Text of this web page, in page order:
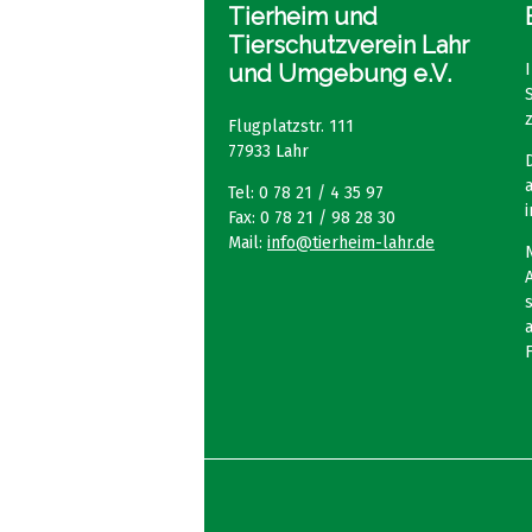
Tierheim und
Tierschutzverein Lahr
und Umgebung e.V.
Flugplatzstr. 111
77933 Lahr
Tel: 0 78 21 / 4 35 97
Fax: 0 78 21 / 98 28 30
Mail: info@tierheim-lahr.de